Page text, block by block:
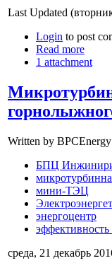
Last Updated
Login to post
Read more
1 attachment
Written by
БПЦ
мини-ТЭЦ
энергоцентр
эффективность
среда, 21 декабрь